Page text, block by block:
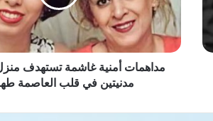
ناشطتين
مدنيتين
في
قلب
العاصمةمداهمات أمنية غاشمة تستهدف
مدنيتين في قلب العاصمة